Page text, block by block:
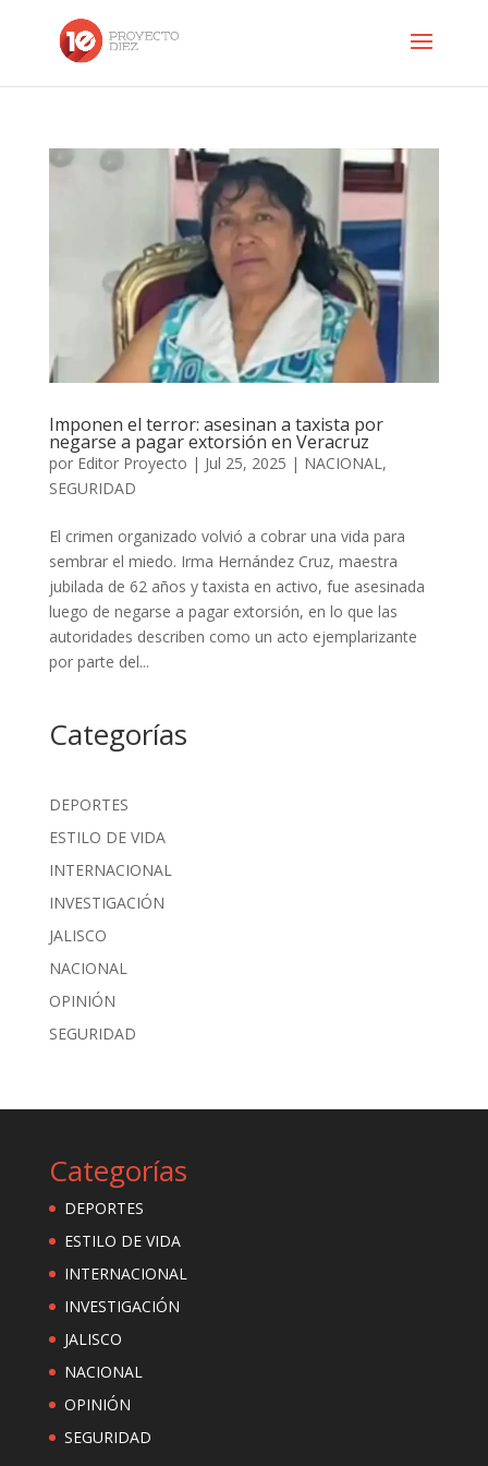
Imponen el terror: asesinan a taxista por
negarse a pagar extorsión en Veracruz
por Editor Proyecto | Jul 25, 2025 | NACIONAL,
SEGURIDAD
El crimen organizado volvió a cobrar una vida para
sembrar el miedo. Irma Hernández Cruz, maestra
jubilada de 62 años y taxista en activo, fue asesinada
luego de negarse a pagar extorsión, en lo que las
autoridades describen como un acto ejemplarizante
por parte del...
Categorías
DEPORTES
ESTILO DE VIDA
INTERNACIONAL
INVESTIGACIÓN
JALISCO
NACIONAL
OPINIÓN
SEGURIDAD
Categorías
DEPORTES
ESTILO DE VIDA
INTERNACIONAL
INVESTIGACIÓN
JALISCO
NACIONAL
OPINIÓN
SEGURIDAD